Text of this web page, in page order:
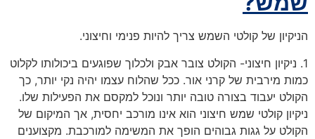
הניקיון של קולטי השמש צריך להיות פנימי וחיצוני.
1. ניקיון חיצוני- הקולט צובר אבק ולכלוך שפוגעים ביכולותו לקלוט
כמות מירבית של קרני אור. ככל שהלוח עצמו יהיה נקי יותר, כך
הקולט יעבוד בצורה טובה יותר ונוכל למקסם את הפעילות שלו.
ניקיון קולטי שמש חיצוני הוא אינו מורכב יחסית, אך המיקום של
הקולט על גגות גבוהים הופך את המשימה למורכבת. מקצוענים